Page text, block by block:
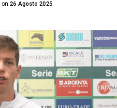
on 26 Agosto 2025